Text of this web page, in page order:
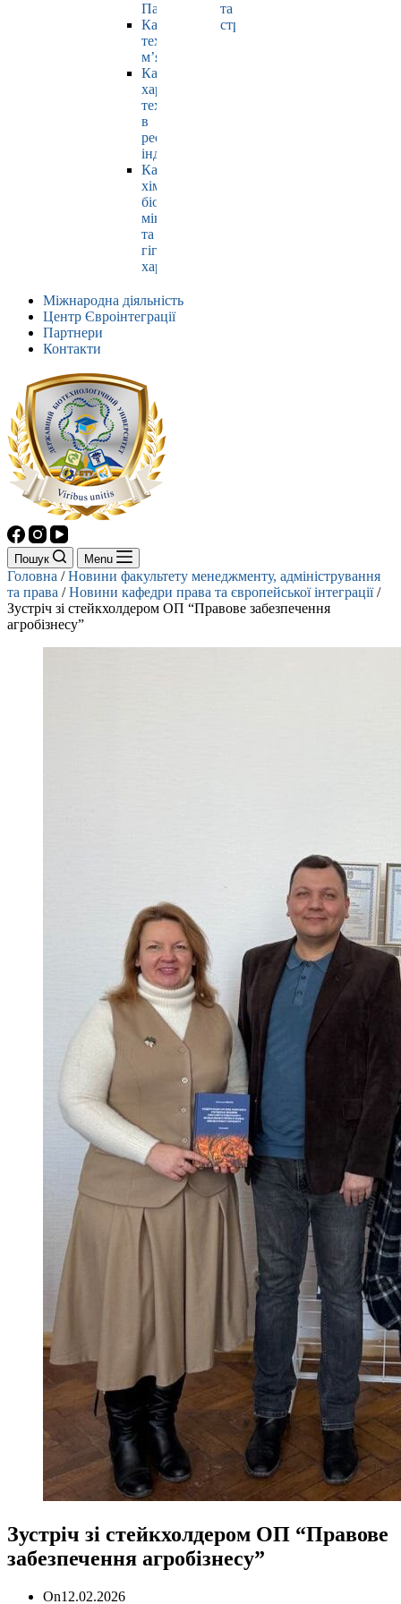
Павлюк
Кафедра
технології
м’яса
Кафедра
харчових
технологій
в
ресторанній
індустрії
Кафедра
хімії,
біохімії,
мікробіології
та
гігієни
харчування
та
страхування
Міжнародна діяльність
Центр Євроінтеграції
Партнери
Контакти
Пошук Menu
Головна /Новини факультету менеджменту, адміністрування
та права /Новини кафедри права та європейської інтеграції/
Зустріч зі стейкхолдером ОП “Правове забезпечення
агробізнесу”
Зустріч зі стейкхолдером ОП “Правове
забезпечення агробізнесу”
On12.02.2026